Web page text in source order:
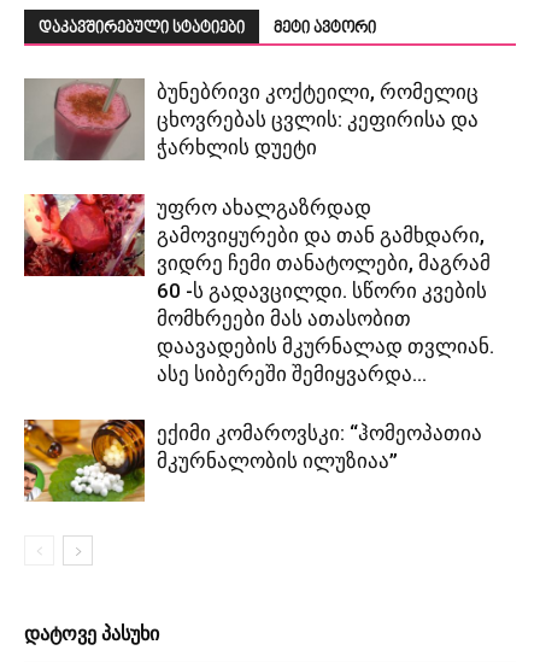
დაკავშირებული სტატიები მეტი ავტორი
ბუნებრივი კოქტეილი, რომელიც
ცხოვრებას ცვლის: კეფირისა და
ჭარხლის დუეტი
უფრო ახალგაზრდად
გამოვიყურები და თან გამხდარი,
ვიდრე ჩემი თანატოლები, მაგრამ
60 -ს გადავცილდი. სწორი კვების
მომხრეები მას ათასობით
დაავადების მკურნალად თვლიან.
ასე სიბერეში შემიყვარდა...
ექიმი კომაროვსკი: “ჰომეოპათია
მკურნალობის ილუზიაა”
დატოვე პასუხი